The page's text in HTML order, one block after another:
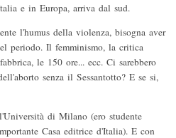
e in Europa, arriva dal sud.
l'humus della violenza, bisogna aver
periodo. Il femminismo, la critica
le 150 ore... ecc. Ci sarebbero
senza il Sessantotto? E se si,
di Milano (ero studente
Casa editrice d'Italia). E con